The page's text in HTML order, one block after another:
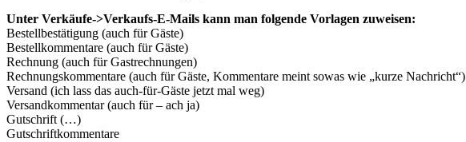
Unter Verkäufe->Verkaufs-E-Mails kann man folgende Vorlagen zuweisen:
Bestellbestätigung (auch für Gäste)
Bestellkommentare (auch für Gäste)
Rechnung (auch für Gastrechnungen)
Rechnungskommentare (auch für Gäste, Kommentare meint sowas wie „kurze Nachricht“)
Versand (ich lass das auch-für-Gäste jetzt mal weg)
Versandkommentar (auch für – ach ja)
Gutschrift (…)
Gutschriftkommentare